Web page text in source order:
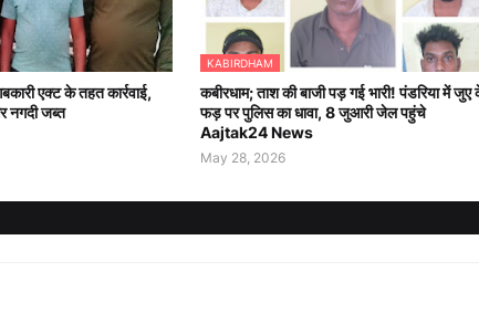
एक्ट के तहत कार्रवाई,
नगदी जब्त
KABIRDHAM
कबीरधाम; ताश की बाजी पड़ गई भारी! पंडरिया में जुए
फड़ पर पुलिस का धावा, 8 जुआरी जेल पहुंचे
Aajtak24 News
May 28, 2026